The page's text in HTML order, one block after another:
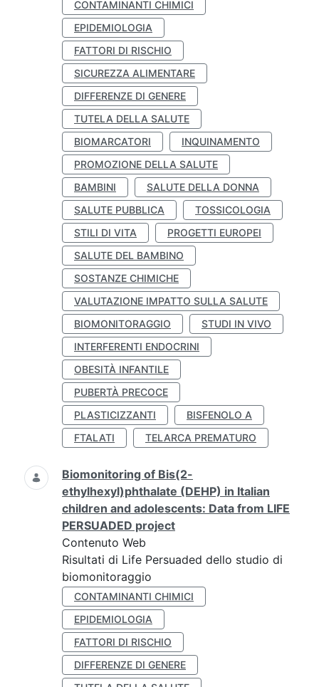
CONTAMINANTI CHIMICI
EPIDEMIOLOGIA
FATTORI DI RISCHIO
SICUREZZA ALIMENTARE
DIFFERENZE DI GENERE
TUTELA DELLA SALUTE
BIOMARCATORI
INQUINAMENTO
PROMOZIONE DELLA SALUTE
BAMBINI
SALUTE DELLA DONNA
SALUTE PUBBLICA
TOSSICOLOGIA
STILI DI VITA
PROGETTI EUROPEI
SALUTE DEL BAMBINO
SOSTANZE CHIMICHE
VALUTAZIONE IMPATTO SULLA SALUTE
BIOMONITORAGGIO
STUDI IN VIVO
INTERFERENTI ENDOCRINI
OBESITÀ INFANTILE
PUBERTÀ PRECOCE
PLASTICIZZANTI
BISFENOLO A
FTALATI
TELARCA PREMATURO
Biomonitoring of Bis(2-
ethylhexyl)phthalate (DEHP) in Italian
children and adolescents: Data from LIFE
PERSUADED project
Contenuto Web
Risultati di Life Persuaded dello studio di
biomonitoraggio
CONTAMINANTI CHIMICI
EPIDEMIOLOGIA
FATTORI DI RISCHIO
DIFFERENZE DI GENERE